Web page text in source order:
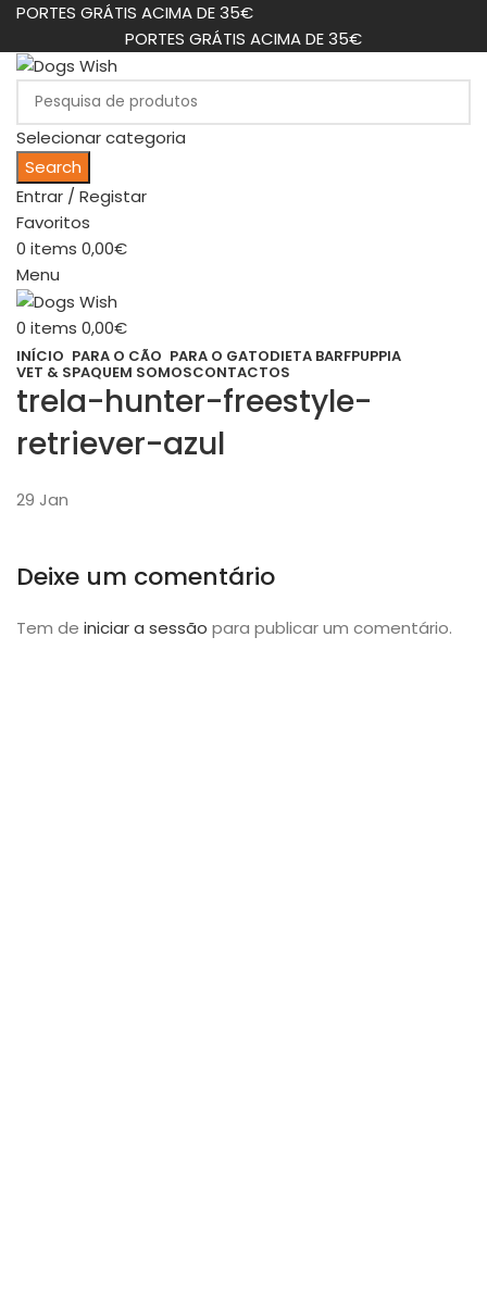
PORTES GRÁTIS ACIMA DE 35€
PORTES GRÁTIS ACIMA DE 35€
Selecionar categoria
Search
Entrar / Registar
Favoritos
0 items 0,00€
Menu
0 items 0,00€
INÍCIO PARA O CÃO PARA O GATODIETA BARFPUPPIA
VET & SPAQUEM SOMOSCONTACTOS
trela-hunter-freestyle-
retriever-azul
29 Jan
Deixe um comentário
Tem de iniciar a sessão para publicar um comentário.